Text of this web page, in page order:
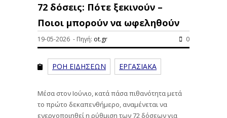
72 δόσεις: Πότε ξεκινούν –
Ποιοι μπορούν να ωφεληθούν
19-05-2026 - Πηγή: ot.gr 0
ΡΟΗ ΕΙΔΗΣΕΩΝ ΕΡΓΑΣΙΑΚΑ
Μέσα στον Ιούνιο, κατά πάσα πιθανότητα μετά
το πρώτο δεκαπενθήμερο, αναμένεται να
ενεργοποιηθεί η ρύθμιση των 72 δόσεων για